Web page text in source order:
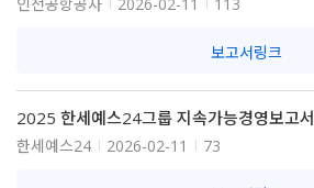
보고서링크
2025 한세예스24그룹 지속가능경영보고서
한세예스24 2026-02-11 73